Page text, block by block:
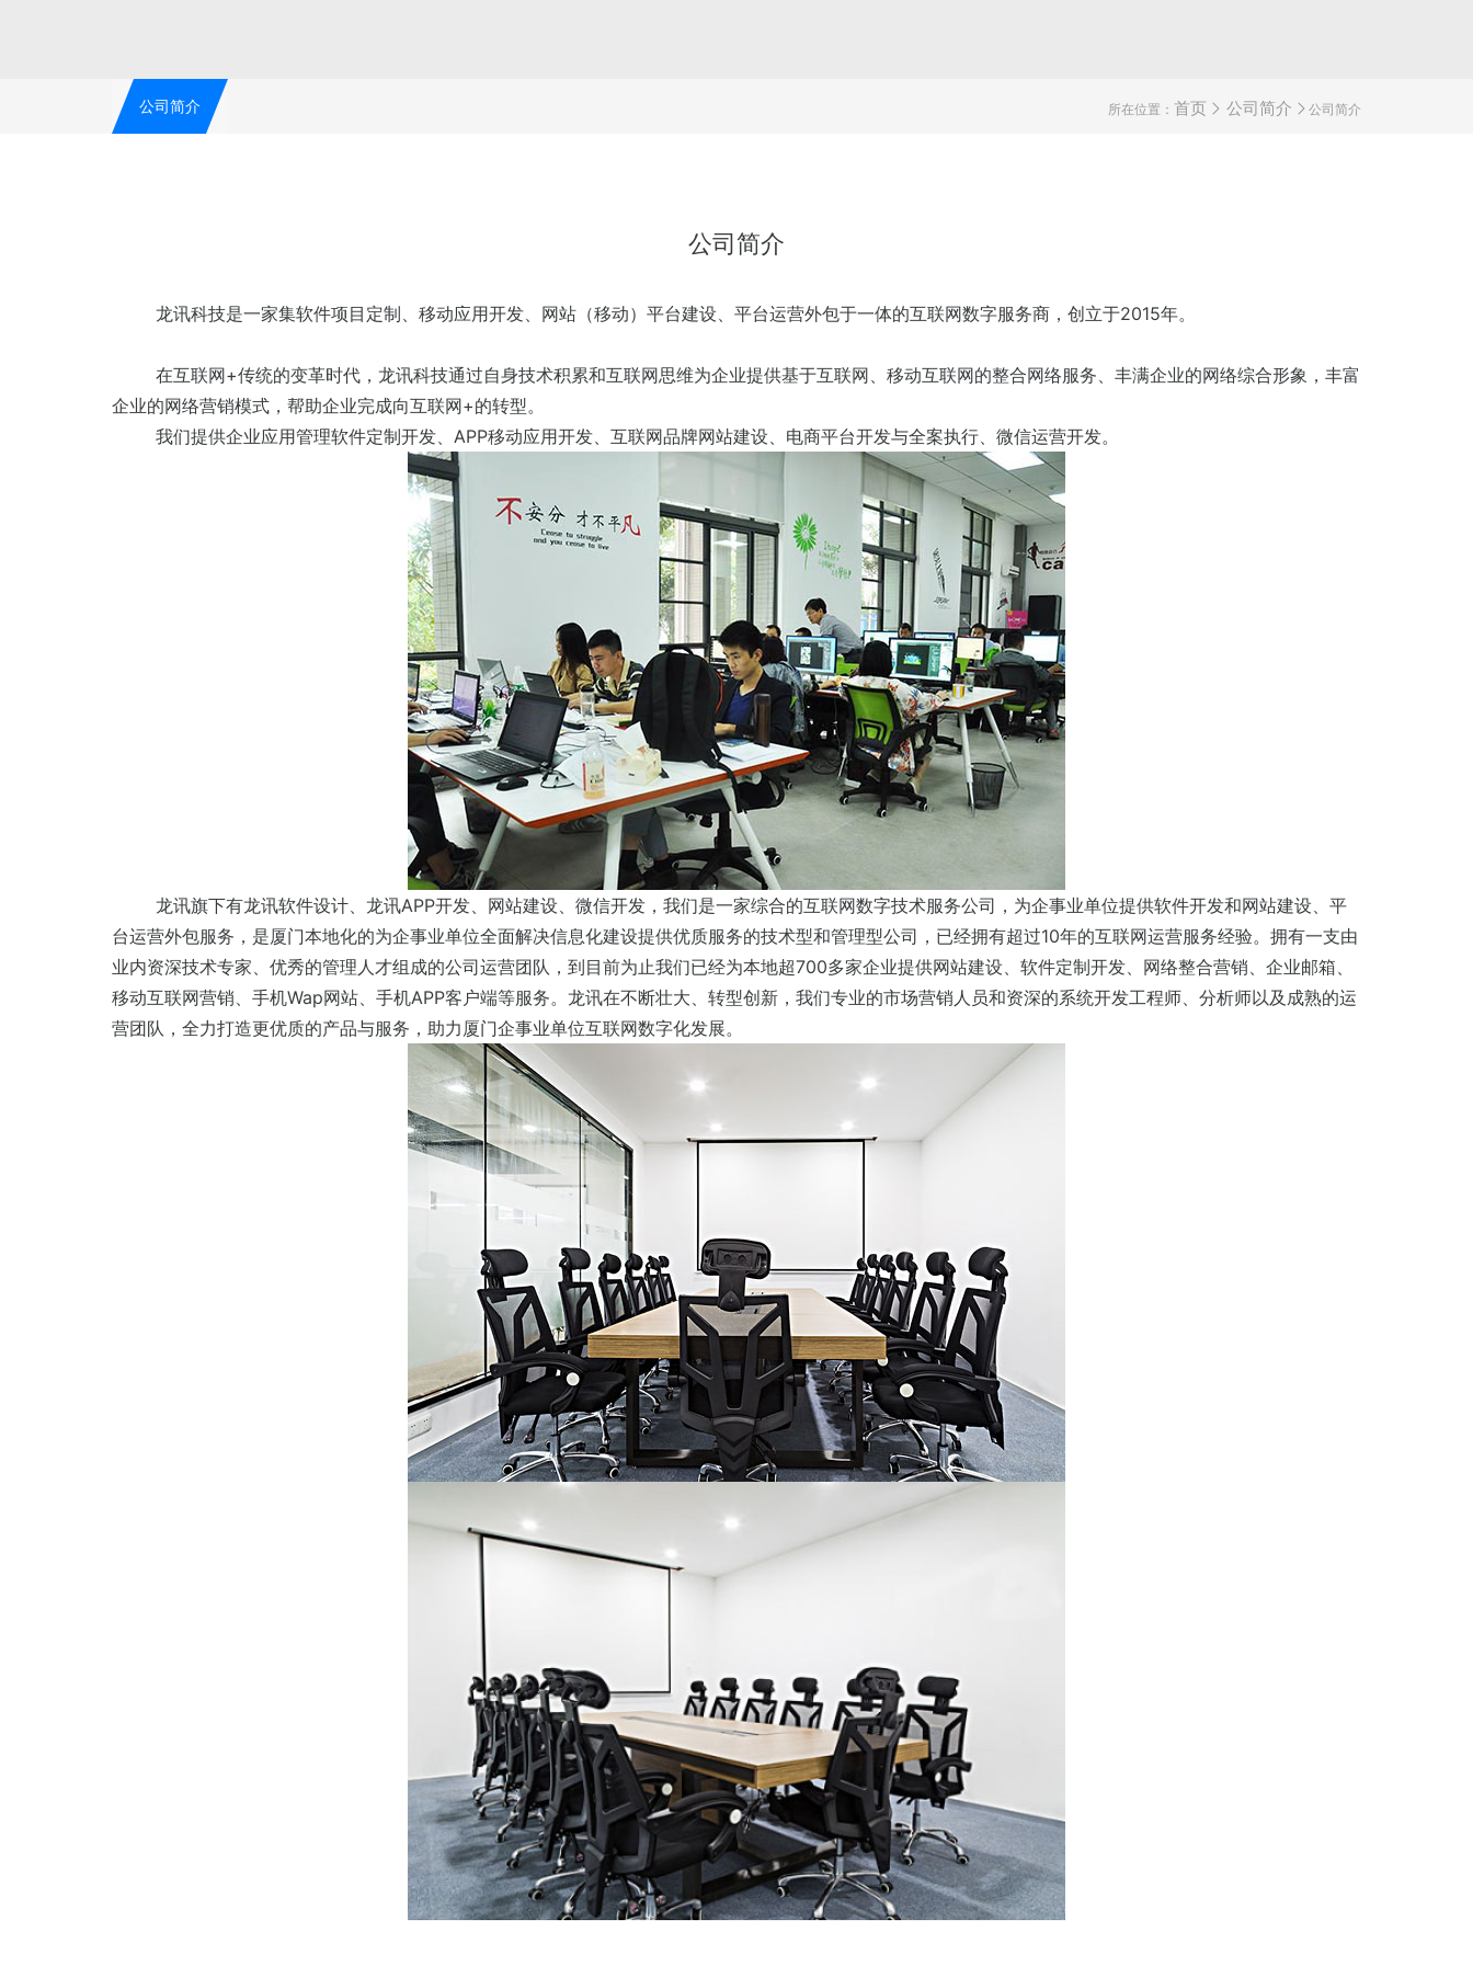
公司简介 所在位置：首页 公司简介 公司简介
公司简介
龙讯科技是一家集软件项目定制、移动应用开发、网站（移动）平台建设、平台运营外包于一体的互联网数字服务商，创立于2015年。
在互联网+传统的变革时代，龙讯科技通过自身技术积累和互联网思维为企业提供基于互联网、移动互联网的整合网络服务、丰满企业的网络综合形象，丰富
企业的网络营销模式，帮助企业完成向互联网+的转型。
我们提供企业应用管理软件定制开发、APP移动应用开发、互联网品牌网站建设、电商平台开发与全案执行、微信运营开发。
龙讯旗下有龙讯软件设计、龙讯APP开发、网站建设、微信开发，我们是一家综合的互联网数字技术服务公司，为企事业单位提供软件开发和网站建设、平
台运营外包服务，是厦门本地化的为企事业单位全面解决信息化建设提供优质服务的技术型和管理型公司，已经拥有超过10年的互联网运营服务经验。拥有一支由
业内资深技术专家、优秀的管理人才组成的公司运营团队，到目前为止我们已经为本地超700多家企业提供网站建设、软件定制开发、网络整合营销、企业邮箱、
移动互联网营销、手机Wap网站、手机APP客户端等服务。龙讯在不断壮大、转型创新，我们专业的市场营销人员和资深的系统开发工程师、分析师以及成熟的运
营团队，全力打造更优质的产品与服务，助力厦门企事业单位互联网数字化发展。